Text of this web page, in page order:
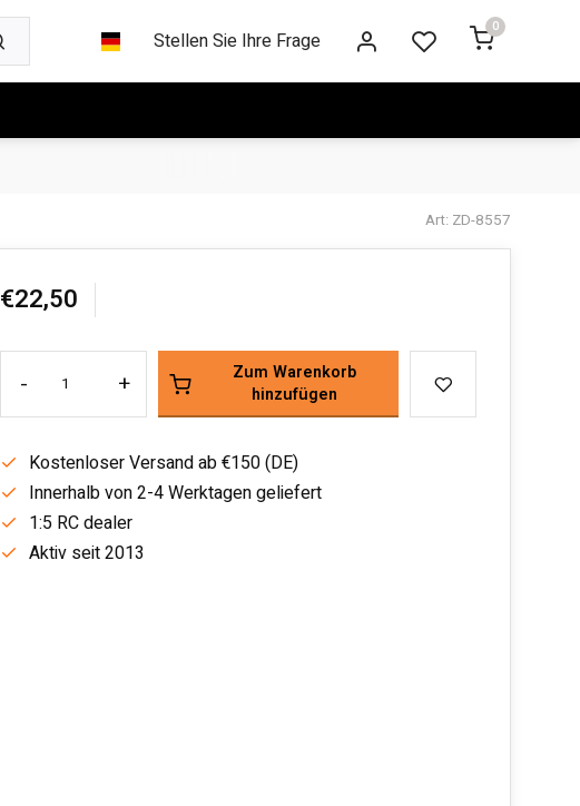
Stellen Sie Ihre Frage
0
Art: ZD-8557
€22,50
- +
Zum Warenkorb
hinzufügen
Kostenloser Versand ab €150 (DE)
Innerhalb von 2-4 Werktagen geliefert
1:5 RC dealer
Aktiv seit 2013